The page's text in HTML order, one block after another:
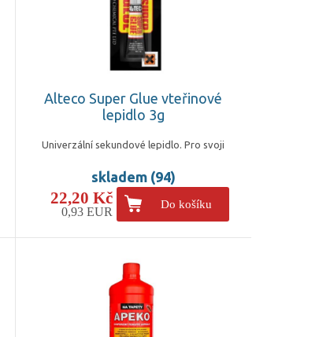
Alteco Super Glue vteřinové
lepidlo 3g
Univerzální sekundové lepidlo. Pro svoji
skladem (94)
22,20 Kč
0,93 EUR
Do košíku